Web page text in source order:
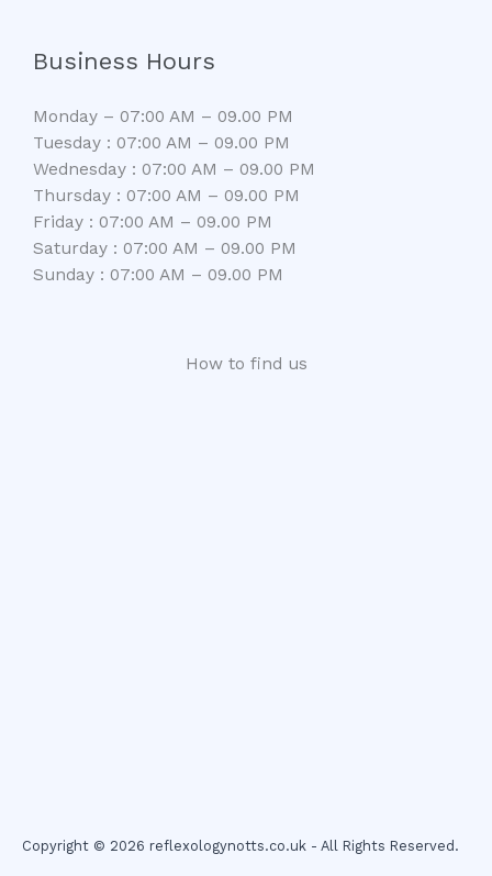
Business Hours
Monday – 07:00 AM – 09.00 PM
Tuesday : 07:00 AM – 09.00 PM
Wednesday : 07:00 AM – 09.00 PM
Thursday : 07:00 AM – 09.00 PM
Friday : 07:00 AM – 09.00 PM
Saturday : 07:00 AM – 09.00 PM
Sunday : 07:00 AM – 09.00 PM
How to find us
Copyright © 2026 reflexologynotts.co.uk - All Rights Reserved.